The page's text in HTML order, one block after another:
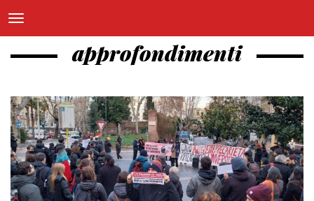
approfondimenti